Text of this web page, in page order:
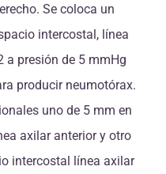
Se coloca un
intercostal, línea
a presión de 5 mmHg
producir neumotórax.
uno de 5 mm en
axilar anterior y otro
intercostal línea axilar